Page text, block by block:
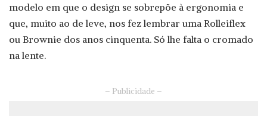
modelo em que o design se sobrepõe à ergonomia e
que, muito ao de leve, nos fez lembrar uma Rolleiflex
ou Brownie dos anos cinquenta. Só lhe falta o cromado
na lente.
– Publicidade –